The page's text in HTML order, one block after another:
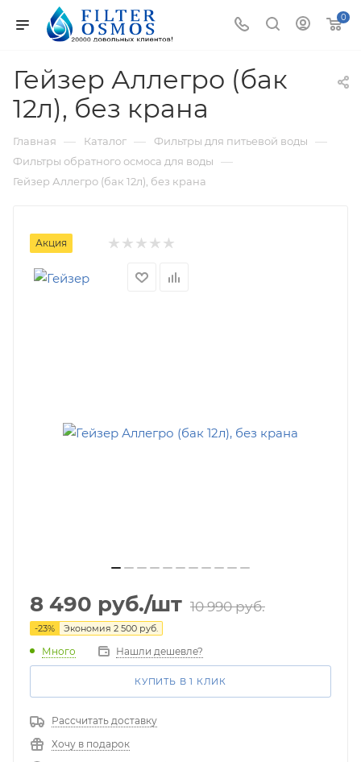
0
Гейзер Аллегро (бак
12л), без крана
Главная — Каталог — Фильтры для питьевой воды —
Фильтры обратного осмоса для воды —
Гейзер Аллегро (бак 12л), без крана
Акция
8 490 руб./шт 10 990руб.
-23% Экономия 2 500 руб.
Много Нашли дешевле?
КУПИТЬ В 1 КЛИК
Рассчитать доставку
Хочу в подарок